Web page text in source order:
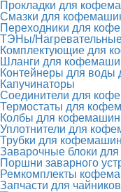
Прокладки для
Смазки для
Переходники для
ТЭНы/
Комплектующие для
Шланги для
Контейнеры для
Капучинаторы
Соединители для
Термостаты для
Колбы для кофемашин
Уплотнители для
Трубки для кофемашин
Заварочные блоки
Поршни заварного
Ремкомплекты
Запчасти для